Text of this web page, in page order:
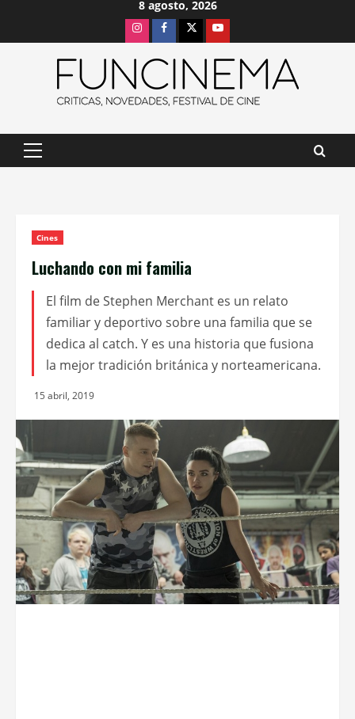
8 agosto, 2026
InstagramFacebook
X Youtube
Menú
Cines
Luchando con mi familia
El film de Stephen Merchant es un relato
familiar y deportivo sobre una familia que se
dedica al catch. Y es una historia que fusiona
la mejor tradición británica y norteamericana.
15 abril, 2019